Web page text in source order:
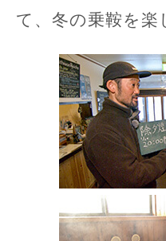
て、冬の乗鞍を楽